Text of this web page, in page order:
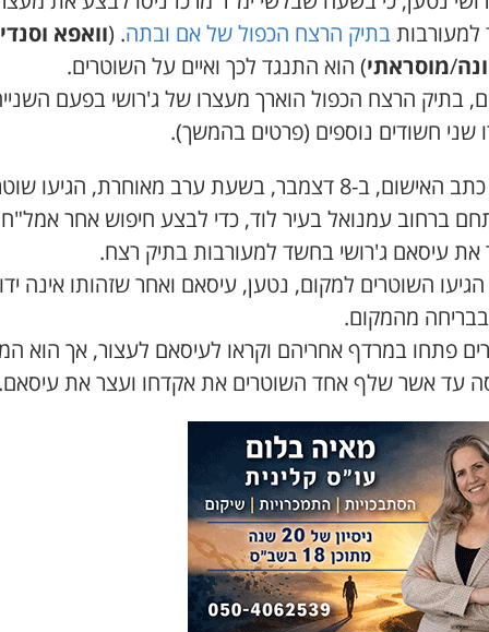
בתיק הרצח הכפול של אם ובתה. (וואפא וסנדי
/מוסראתי) הוא התנגד לכך ואיים על השוטרים.
בתיק הרצח הכפול הוארך מעצרו של ג'רושי בפעם
שני חשודים נוספים (פרטים בהמשך).
על פי כתב האישום, ב-8 דצמבר, בשעת ערב מאוחרת, הגיעו
ברחוב עמנואל בעיר לוד, כדי לבצע חיפוש אחר אמל"ח,
את עיסאם ג'רושי בחשד למעורבות בתיק רצח.
השוטרים למקום, נטען, עיסאם ואחר שזהותו אינה
מהמקום.
פתחו במרדף אחריהם וקראו לעיסאם לעצור, אך הוא
עד אשר שלף אחד השוטרים את אקדחו ועצר את עיסאם.